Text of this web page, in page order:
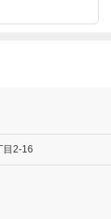
目2-16